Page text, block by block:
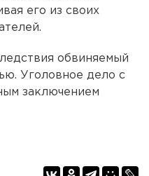
его из своих
обвиняемый
Уголовное дело с
заключением